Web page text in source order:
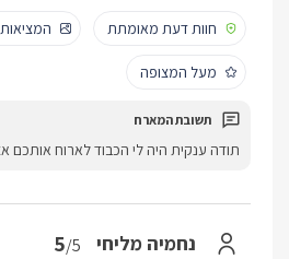
חוות דעת מאומתת
מעל המצופה
תודה ענקית היה לי הכבוד לארוח אותכם
נחמיה מליחי 5/5